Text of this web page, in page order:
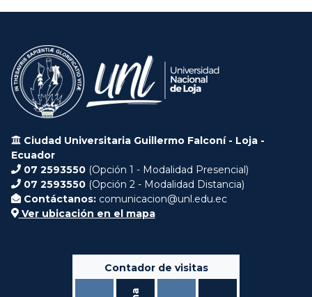
Ciudad Universitaria Guillermo Falconí - Loja -
Ecuador
07 2593550 (Opción 1 - Modalidad Presencial)
07 2593550 (Opción 2 - Modalidad Distancia)
Contáctanos: comunicacion@unl.edu.ec
Ver ubicación en el mapa
Contador de visitas